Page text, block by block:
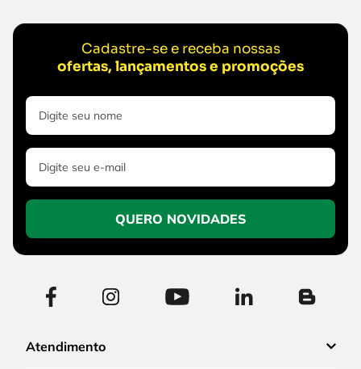
Cadastre-se e receba nossas
ofertas, lançamentos e promoções
QUERO NOVIDADES
Atendimento